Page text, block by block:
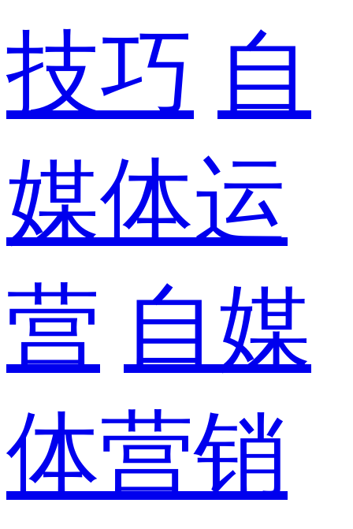
技巧 自
媒体运
营 自媒
体营销